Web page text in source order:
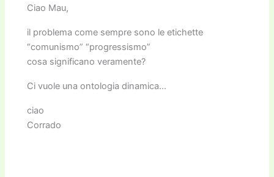
Ciao Mau,
il problema come sempre sono le etichette
“comunismo” “progressismo”
cosa significano veramente?
Ci vuole una ontologia dinamica…
ciao
Corrado